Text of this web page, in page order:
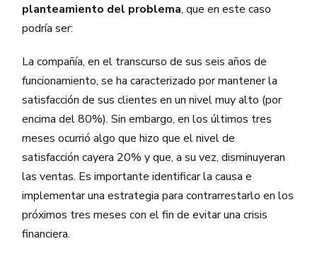
planteamiento del problema, que en este caso
podría ser:
La compañía, en el transcurso de sus seis años de
funcionamiento, se ha caracterizado por mantener la
satisfacción de sus clientes en un nivel muy alto (por
encima del 80%). Sin embargo, en los últimos tres
meses ocurrió algo que hizo que el nivel de
satisfacción cayera 20% y que, a su vez, disminuyeran
las ventas. Es importante identificar la causa e
implementar una estrategia para contrarrestarlo en los
próximos tres meses con el fin de evitar una crisis
financiera.